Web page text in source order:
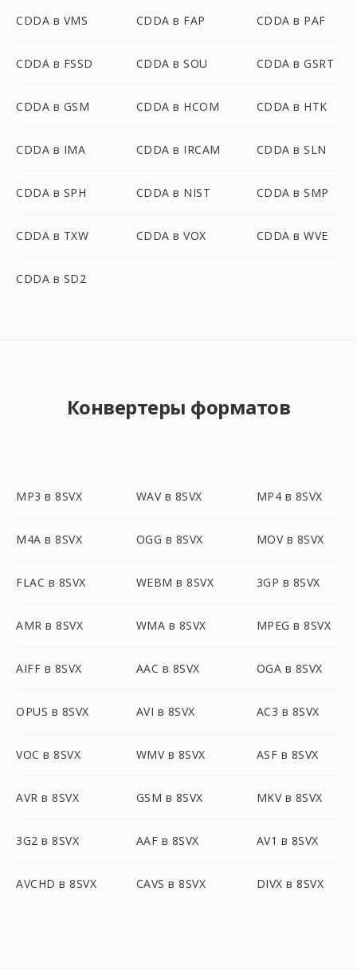
CDDA в VMS CDDA в FAP CDDA в PAF
CDDA в FSSD CDDA в SOU CDDA в GSRT
CDDA в GSM CDDA в HCOM CDDA в HTK
CDDA в IMA CDDA в IRCAM CDDA в SLN
CDDA в SPH CDDA в NIST CDDA в SMP
CDDA в TXW CDDA в VOX CDDA в WVE
CDDA в SD2
Конвертеры форматов
MP3 в 8SVX WAV в 8SVX MP4 в 8SVX
M4A в 8SVX OGG в 8SVX MOV в 8SVX
FLAC в 8SVX WEBM в 8SVX 3GP в 8SVX
AMR в 8SVX WMA в 8SVX MPEG в 8SVX
AIFF в 8SVX AAC в 8SVX OGA в 8SVX
OPUS в 8SVX AVI в 8SVX AC3 в 8SVX
VOC в 8SVX WMV в 8SVX ASF в 8SVX
AVR в 8SVX GSM в 8SVX MKV в 8SVX
3G2 в 8SVX AAF в 8SVX AV1 в 8SVX
AVCHD в 8SVX CAVS в 8SVX DIVX в 8SVX